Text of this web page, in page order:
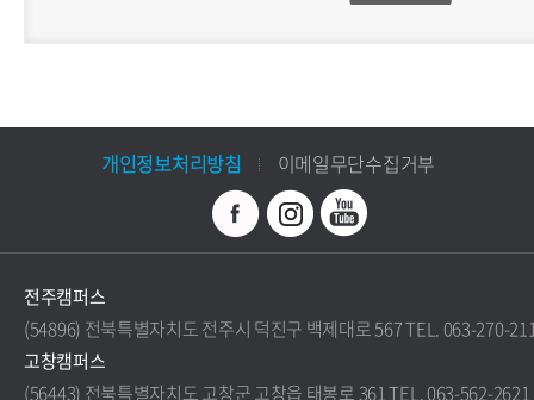
개인정보처리방침 이메일무단수집거부
전주캠퍼스
(54896) 전북특별자치도 전주시 덕진구 백제대로 567 TEL. 063-270-
고창캠퍼스
(56443) 전북특별자치도 고창군 고창읍 태봉로 361 TEL. 063-562-2621